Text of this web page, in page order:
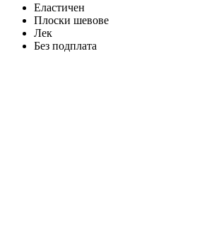
Еластичен
Плоски шевове
Лек
Без подплата